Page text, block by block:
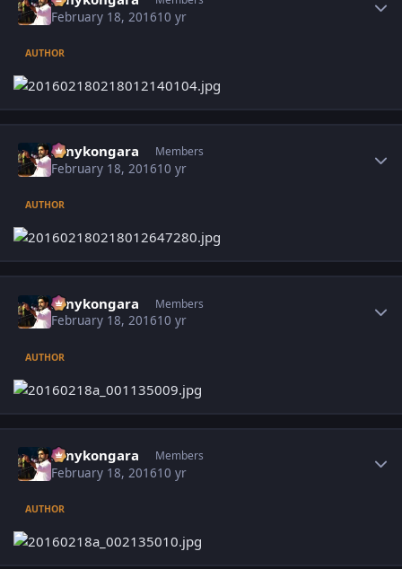
February 18, 201610 yr
AUTHOR
sonykongara Members
February 18, 201610 yr
AUTHOR
sonykongara Members
February 18, 201610 yr
AUTHOR
sonykongara Members
February 18, 201610 yr
AUTHOR